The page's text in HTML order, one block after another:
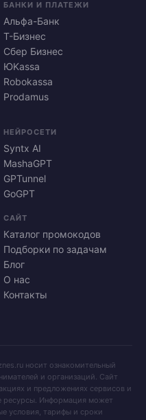
БАНКИ И ПЛАТЕЖИ
Альфа-Банк
Т-Бизнес
Сбер Бизнес
ЮKassa
Robokassa
Prodamus
НЕЙРОСЕТИ
Syntx AI
MashaGPT
GPTunnel
GoGPT
САЙТ
Каталог промокодов
Подборки по задачам
Блог
О нас
Контакты
носит ознакомительный
и организаций. Сайт
и предложениях сервисов и
ресурсы. Информация может
условия, тарифы и сроки